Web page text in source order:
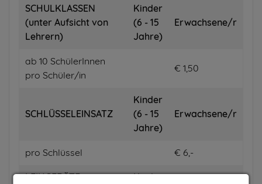
SCHULKLASSEN
(unter Aufsicht von
Lehrern)
Kinder
(6 - 15
Jahre)
Erwachsene/r
ab 10 SchülerInnen
pro Schüler/in
€ 1,50
SCHLÜSSELEINSATZ
Kinder
(6 - 15
Jahre)
Erwachsene/r
pro Schlüssel € 6,-
LEIHGERÄTE
Kinder